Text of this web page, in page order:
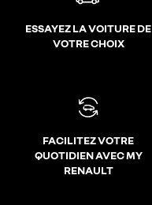
ESSAYEZ LA VOITURE DE
VOTRE CHOIX
FACILITEZ VOTRE
QUOTIDIEN AVEC MY
RENAULT